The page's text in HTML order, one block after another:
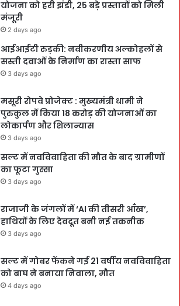
योजना को हरी झंडी, 25 बड़े प्रस्तावों को मिली
मंजूरी
2 days ago
आईआईटी रुड़की: नवीकरणीय अल्कोहलों से
सस्ती दवाओं के निर्माण का रास्ता साफ
3 days ago
मसूरी रोपवे प्रोजेक्ट : मुख्‍यमंत्री धामी ने
पुरुकुल में किया 18 करोड़ की योजनाओं का
लोकार्पण और शिलान्यास
3 days ago
सल्ट में नवविवाहिता की मौत के बाद ग्रामीणों
का फूटा गुस्सा
3 days ago
राजाजी के जंगलों में ‘AI की तीसरी आँख’,
हाथियों के लिए देवदूत बनी नई तकनीक
3 days ago
सल्ट में गोबर फेंकने गई 21 वर्षीय नवविवाहिता
को बाघ ने बनाया निवाला, मौत
4 days ago